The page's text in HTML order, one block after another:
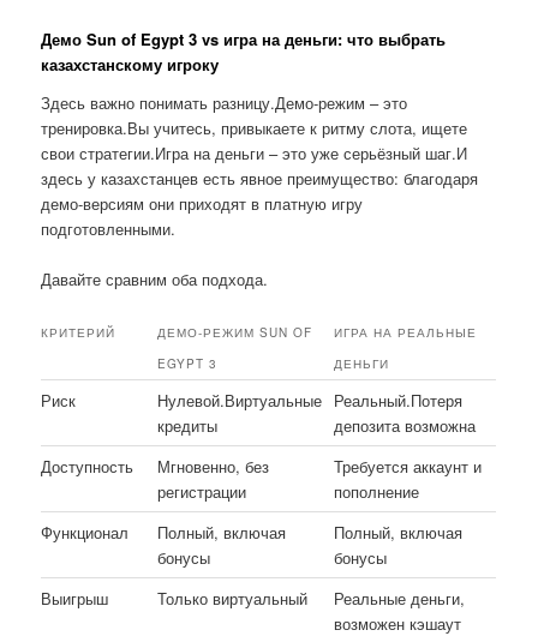
Демо Sun of Egypt 3 vs игра на деньги: что выбрать
казахстанскому игроку
Здесь важно понимать разницу.Демо-режим – это
тренировка.Вы учитесь, привыкаете к ритму слота, ищете
свои стратегии.Игра на деньги – это уже серьёзный шаг.И
здесь у казахстанцев есть явное преимущество: благодаря
демо-версиям они приходят в платную игру
подготовленными.
Давайте сравним оба подхода.
КРИТЕРИЙ
ДЕМО-РЕЖИМ SUN OF
EGYPT 3
ИГРА НА РЕАЛЬНЫЕ
ДЕНЬГИ
Риск
Нулевой.Виртуальные
кредиты
Реальный.Потеря
депозита возможна
Доступность
Мгновенно, без
регистрации
Требуется аккаунт и
пополнение
Функционал
Полный, включая
бонусы
Полный, включая
бонусы
Выигрыш
Только виртуальный
Реальные деньги,
возможен кэшаут